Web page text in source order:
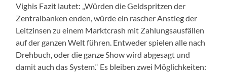
Vighis Fazit lautet: „Würden die Geldspritzen der
Zentralbanken enden, würde ein rascher Anstieg der
Leitzinsen zu einem Marktcrash mit Zahlungsausfällen
auf der ganzen Welt führen. Entweder spielen alle nach
Drehbuch, oder die ganze Show wird abgesagt und
damit auch das System.“ Es bleiben zwei Möglichkeiten: